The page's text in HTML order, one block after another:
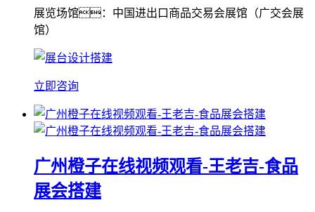
展览场馆：中国进出口商品交易会展馆（广交会展
馆）
立即咨询
广州橙子在线视频观看-王老吉-食品
展会搭建